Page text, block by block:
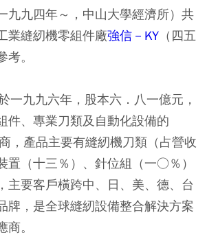
九九四年～，中山大學經濟所）共
業縫紉機零組件廠強信－KY （四五
。
一九九六年，股本六．八一億元，
件、專業刀類及自動化設備的
，產品主要有縫紉機刀類（占營收
置（十三％）、針位組（一○％）
主要客戶橫跨中、日、美、德、台
牌，是全球縫紉設備整合解決方案
。